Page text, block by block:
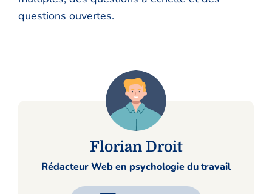
questions ouvertes.
Florian Droit
Rédacteur Web en psychologie du travail